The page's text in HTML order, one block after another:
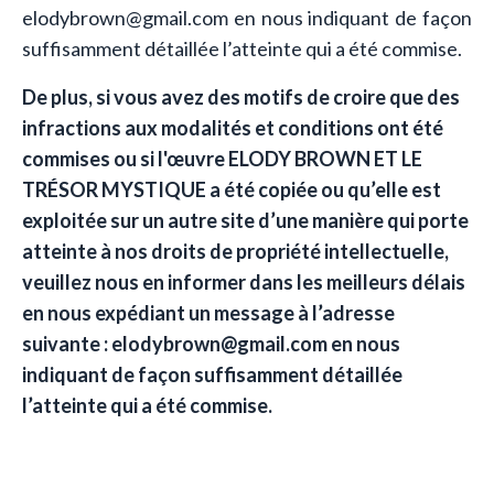
elodybrown@gmail.com en nous indiquant de façon
suffisamment détaillée l’atteinte qui a été commise.
De plus, si vous avez des motifs de croire que des
infractions aux modalités et conditions ont été
commises ou si l'œuvre ELODY BROWN ET LE
TRÉSOR MYSTIQUE a été copiée ou qu’elle est
exploitée sur un autre site d’une manière qui porte
atteinte à nos droits de propriété intellectuelle,
veuillez nous en informer dans les meilleurs délais
en nous expédiant un message à l’adresse
suivante : elodybrown@gmail.com en nous
indiquant de façon suffisamment détaillée
l’atteinte qui a été commise.